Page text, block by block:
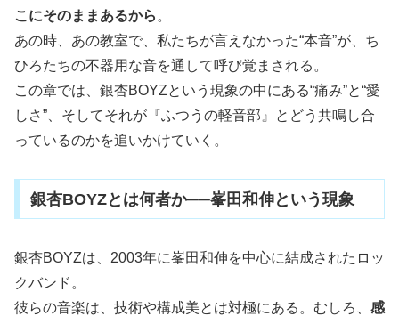
こにそのままあるから 。
あの時、あの教室で、私たちが言えなかった“本音”が、ち
ひろたちの不器用な音を通して呼び覚まされる。
この章では、銀杏BOYZという現象の中にある“痛み”と“愛
しさ”、そしてそれが『ふつうの軽音部』とどう共鳴し合
っているのかを追いかけていく。
銀杏BOYZとは何者か──峯田和伸という現象
銀杏BOYZは、2003年に峯田和伸を中心に結成されたロッ
クバンド。
彼らの音楽は、技術や構成美とは対極にある。むしろ、 感